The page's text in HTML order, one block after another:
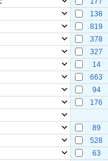
138
819
378
327
14
663
94
176
89
528
63